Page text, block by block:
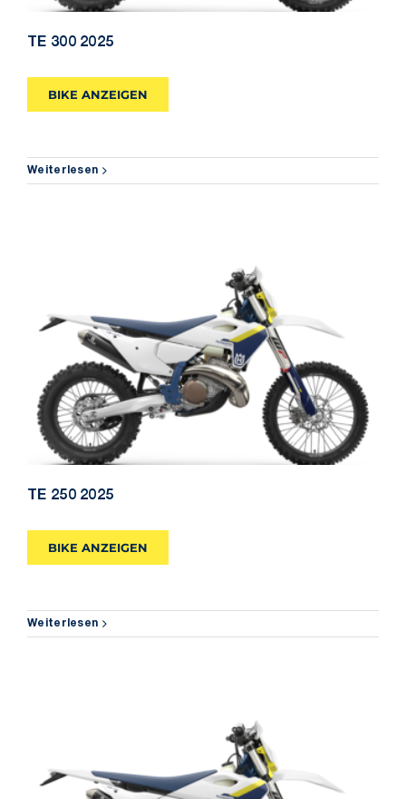
TE 300 2025
BIKE ANZEIGEN
Weiterlesen
TE 250 2025
TE 250 2025
BIKE ANZEIGEN
Weiterlesen